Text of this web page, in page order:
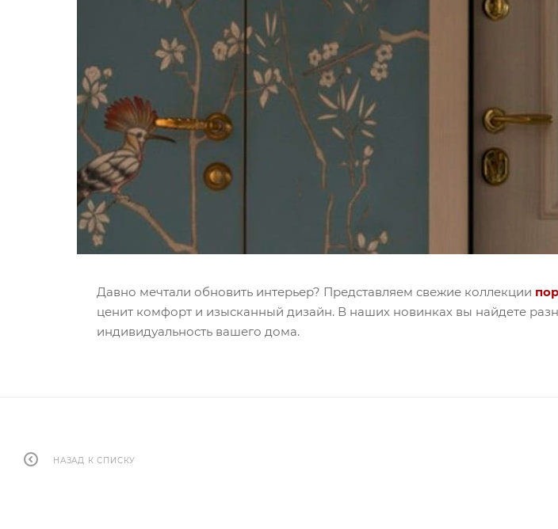
Давно мечтали обновить интерьер? Представляем свежие коллекции
ценит комфорт и изысканный дизайн. В наших новинках вы найдете
индивидуальность вашего дома.
НАЗАД К СПИСКУ